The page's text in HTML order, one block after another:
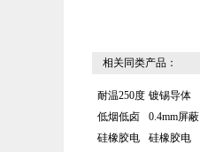
相关同类产品：
耐温250度
低烟低卤
硅橡胶电
镀锡导体
0.4mm屏蔽
硅橡胶电